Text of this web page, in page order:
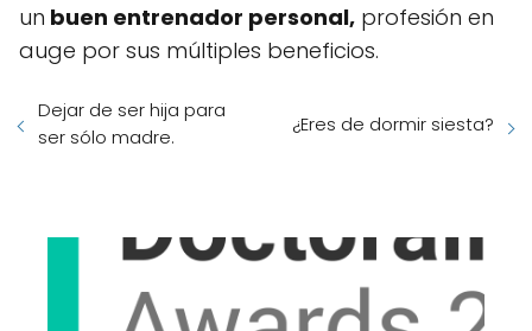
un buen entrenador personal, profesión en
auge por sus múltiples beneficios.
Dejar de ser hija para
ser sólo madre.
¿Eres de dormir siesta?